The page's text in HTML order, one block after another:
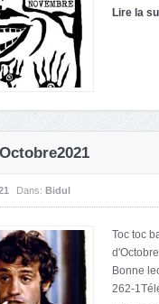
Lire la
Dans: Bidul
Toc toc
Bonne
262-